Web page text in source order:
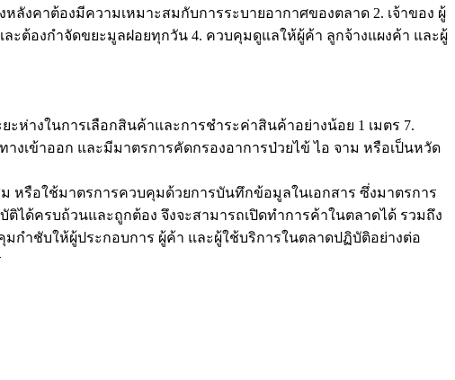
งคาต้องมีความเหมาะสมกับการระบายอากาศของตลาด 2. เจ้าของ ผู้
ต้องกำจัดขยะมูลฝอยทุกวัน 4. ควบคุมดูแลให้ผู้ค้า ลูกจ้างแผงค้า และผู้
ห่างในการเลือกสินค้าและการชำระค่าสินค้าอย่างน้อย 1 เมตร 7.
งเข้าออก และมีมาตรการคัดกรองอาการป่วยไข้ ไอ จาม หรือเป็นหวัด
รือใช้มาตรการควบคุมด้วยการบันทึกข้อมูลในเอกสาร ซึ่งมาตรการ
ได้ครบถ้วนและถูกต้อง จึงจะสามารถเปิดทำการค้าในตลาดได้ รวมถึง
กำชับให้ผู้ประกอบการ ผู้ค้า และผู้ใช้บริการในตลาดปฏิบัติอย่างต่อ